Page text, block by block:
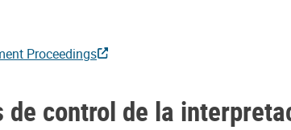
Proceedings
control de la